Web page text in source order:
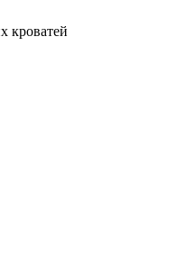
кроватей